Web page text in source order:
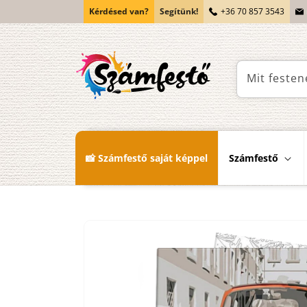
tartalomhoz
Kérdésed van? Segítünk! +36 70 857 3543
Mit
📸 Számfestő saját képpel Számfestő
termékadatokra